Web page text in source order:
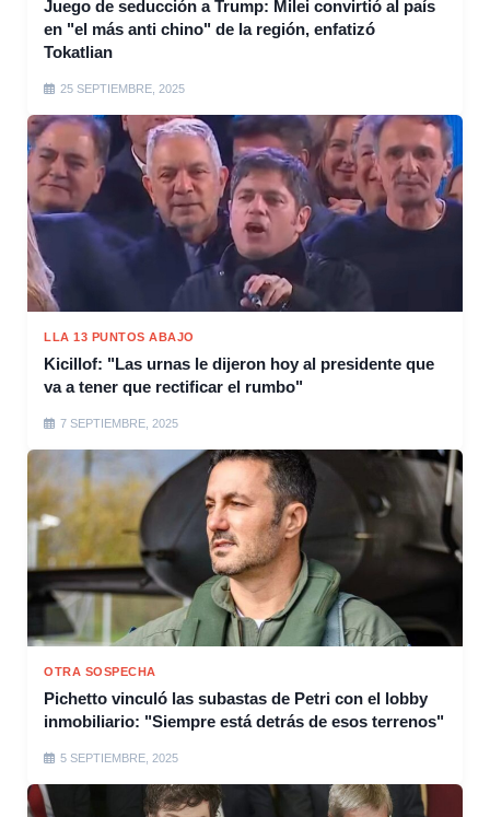
Juego de seducción a Trump: Milei convirtió al país
en "el más anti chino" de la región, enfatizó
Tokatlian
25 SEPTIEMBRE, 2025
LLA 13 PUNTOS ABAJO
Kicillof: "Las urnas le dijeron hoy al presidente que
va a tener que rectificar el rumbo"
7 SEPTIEMBRE, 2025
OTRA SOSPECHA
Pichetto vinculó las subastas de Petri con el lobby
inmobiliario: "Siempre está detrás de esos terrenos"
5 SEPTIEMBRE, 2025